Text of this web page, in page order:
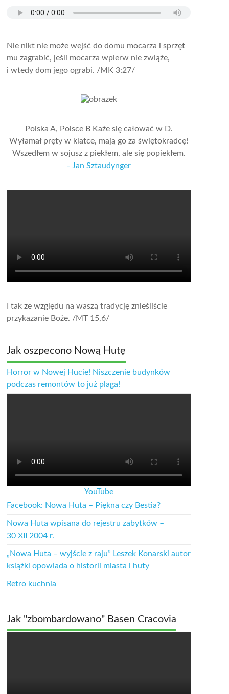
Nie nikt nie może wejść do domu mocarza i sprzęt
mu zagrabić, jeśli mocarza wpierw nie zwiąże,
i wtedy dom jego ograbi. /MK 3:27/
Polska A, Polsce B Każe się całować w D.
Wyłamał pręty w klatce, mają go za świętokradcę!
Wszedłem w sojusz z piekłem, ale się popiekłem.
- Jan Sztaudynger
I tak ze względu na waszą tradycję znieśliście
przykazanie Boże. /MT 15,6/
Jak oszpecono Nową Hutę
Horror w Nowej Hucie! Niszczenie budynków
podczas remontów to już plaga!
YouTube
Facebook: Nowa Huta – Piękna czy Bestia?
Nowa Huta wpisana do rejestru zabytków –
30 XII 2004 r.
„Nowa Huta – wyjście z raju” Leszek Konarski autor
książki opowiada o historii miasta i huty
Retro kuchnia
Jak "zbombardowano" Basen Cracovia